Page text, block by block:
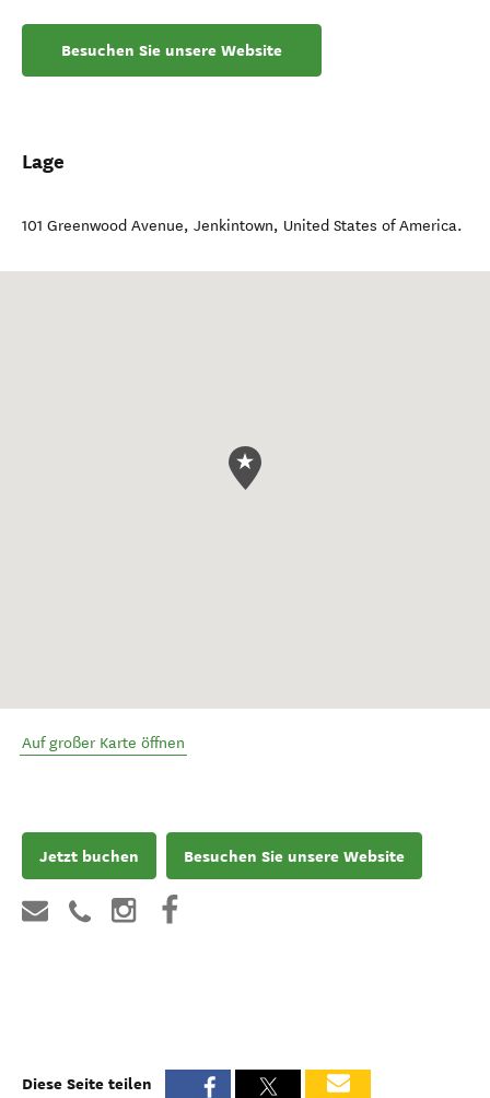
Besuchen Sie unsere Website
Lage
101 Greenwood Avenue, Jenkintown, United States of America.
Auf großer Karte öffnen
Jetzt buchen Besuchen Sie unsere Website
Diese Seite teilen